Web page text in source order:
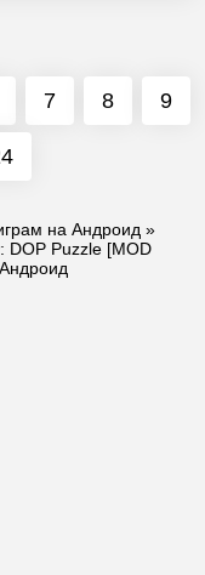
7 8 9
на Андроид »
DOP Puzzle [MOD